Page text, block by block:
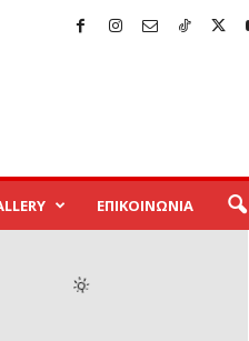
ΕΠΙΚΟΙΝΩΝΙΑ